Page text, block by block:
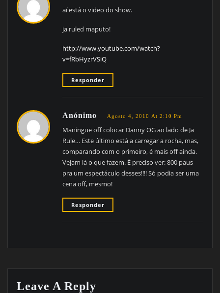
aí está o video do show.
ja ruled maputo!
http://www.youtube.com/watch?
v=fRbHyzrVSiQ
Responder
Anónimo Agosto 4, 2010 At 2:10 Pm
Maningue off colocar Danny OG ao lado de Ja
Rule… Este último está a carregar a rocha, mas,
comparando com o primeiro, é mais off ainda.
Vejam lá o que fazem. É preciso ver: 800 paus
pra um espectáculo desses!!!! Só podia ser uma
cena off, mesmo!
Responder
Leave A Reply